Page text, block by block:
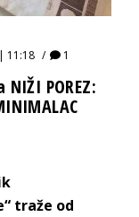
11:18 1
POREZ:
traže od